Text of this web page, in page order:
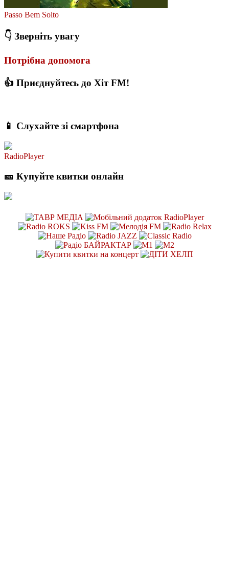
Passo Bem Solto
👇 Зверніть увагу
Потрібна допомога
👍 Приєднуйтесь до Хіт FM!
📱 Слухайте зі смартфона
RadioPlayer
🎫 Купуйте квитки онлайн